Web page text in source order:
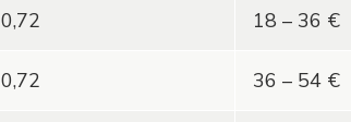
0,72 18 – 36 €
0,72 36 – 54 €